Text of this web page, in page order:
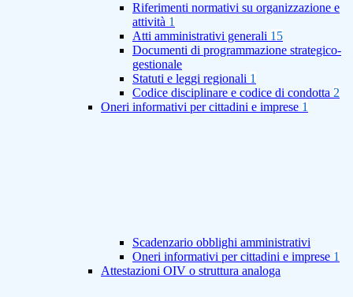
Riferimenti normativi su organizzazione e
attività 1
Atti amministrativi generali 15
Documenti di programmazione strategico-
gestionale
Statuti e leggi regionali 1
Codice disciplinare e codice di condotta 2
Oneri informativi per cittadini e imprese 1
Scadenzario obblighi amministrativi
Oneri informativi per cittadini e imprese 1
Attestazioni OIV o struttura analoga